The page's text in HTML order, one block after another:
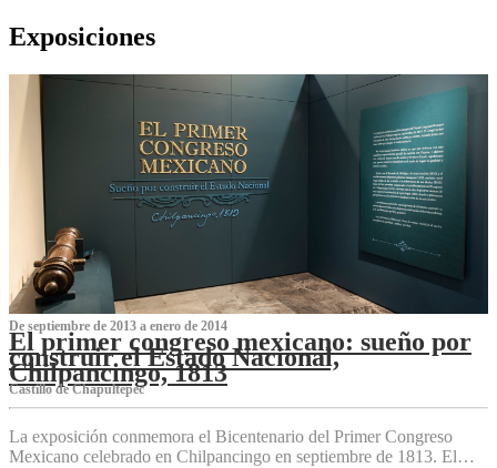
Exposiciones
De septiembre de 2013 a enero de 2014
El primer congreso mexicano: sueño por
construir el Estado Nacional,
Chilpancingo, 1813
Castillo de Chapultepec
La exposición conmemora el Bicentenario del Primer Congreso
Mexicano celebrado en Chilpancingo en septiembre de 1813. El…